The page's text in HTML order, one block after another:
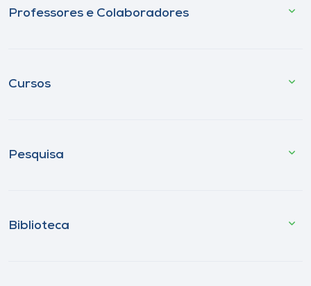
Professores e Colaboradores
Cursos
Pesquisa
Biblioteca